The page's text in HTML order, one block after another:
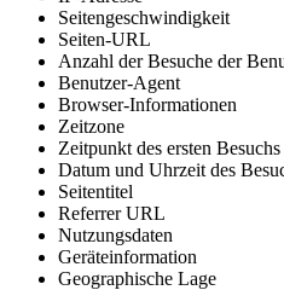
Seitengeschwindigkeit
Seiten-URL
Anzahl der Besuche der
Benutzer-Agent
Browser-Informationen
Zeitzone
Zeitpunkt des ersten
Datum und Uhrzeit des
Seitentitel
Referrer URL
Nutzungsdaten
Geräteinformation
Geographische Lage